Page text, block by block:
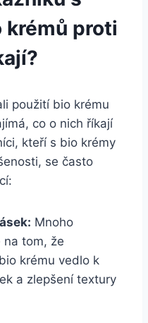
krémů proti
použití bio krému
co o nich říkají
kteří s bio krémy
se často
Mnoho
na tom, že
krému vedlo k
a zlepšení textury